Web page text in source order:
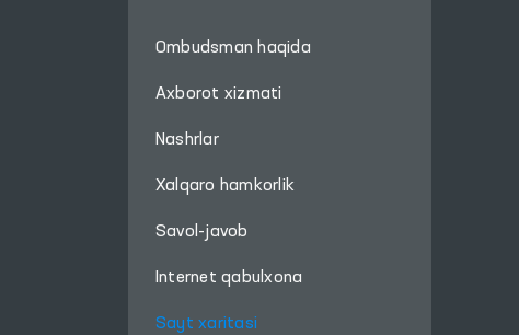
Ombudsman haqida
Axborot xizmati
Nashrlar
Xalqaro hamkorlik
Savol-javob
Internet qabulxona
Sayt xaritasi